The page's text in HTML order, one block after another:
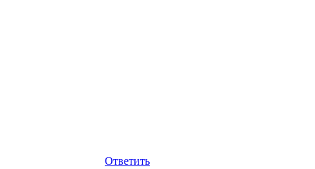
Ответить